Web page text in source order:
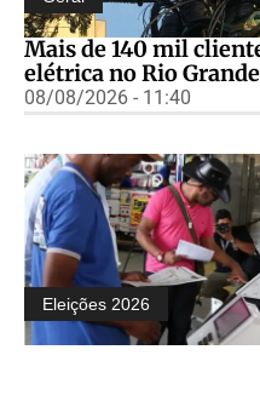
Mais de 140 mil
elétrica no Rio
08/08/2026 - 11:40
Eleições 2026